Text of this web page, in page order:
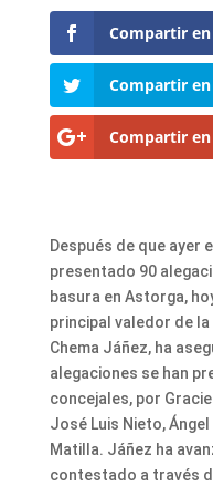
Compartir
Compartir
Compartir en
Después de que ayer
presentado 90
basura en Astorga,
principal valedor de
Chema Jáñez, ha
alegaciones se han
concejales, por
José Luis Nieto,
Matilla. Jáñez ha
contestado a través